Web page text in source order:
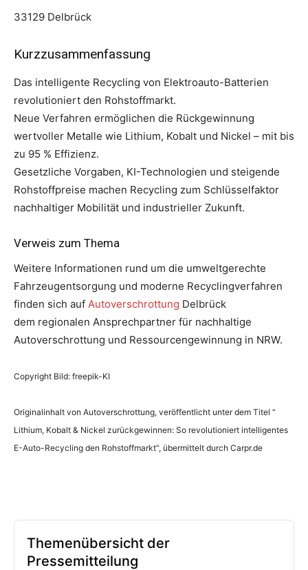
33129 Delbrück
Kurzzusammenfassung
Das intelligente Recycling von Elektroauto-Batterien
revolutioniert den Rohstoffmarkt.
Neue Verfahren ermöglichen die Rückgewinnung
wertvoller Metalle wie Lithium, Kobalt und Nickel – mit bis
zu 95 % Effizienz.
Gesetzliche Vorgaben, KI-Technologien und steigende
Rohstoffpreise machen Recycling zum Schlüsselfaktor
nachhaltiger Mobilität und industrieller Zukunft.
Verweis zum Thema
Weitere Informationen rund um die umweltgerechte
Fahrzeugentsorgung und moderne Recyclingverfahren
finden sich auf Autoverschrottung Delbrück
dem regionalen Ansprechpartner für nachhaltige
Autoverschrottung und Ressourcengewinnung in NRW.
Copyright Bild: freepik-KI
Originalinhalt von Autoverschrottung, veröffentlicht unter dem Titel “
Lithium, Kobalt & Nickel zurückgewinnen: So revolutioniert intelligentes
E-Auto-Recycling den Rohstoffmarkt“, übermittelt durch Carpr.de
Themenübersicht der
Pressemitteilung